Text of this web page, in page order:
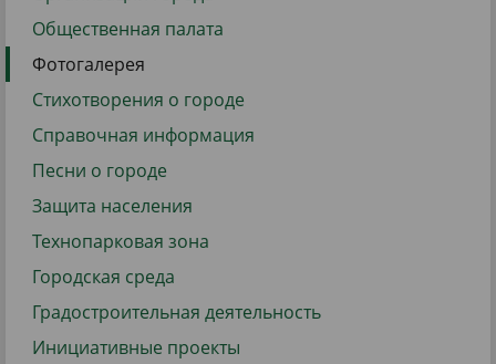
Общественная палата
Фотогалерея
Стихотворения о городе
Справочная информация
Песни о городе
Защита населения
Технопарковая зона
Городская среда
Градостроительная деятельность
Инициативные проекты